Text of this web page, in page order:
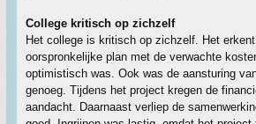
College kritisch op zichzelf
Het college is kritisch op zichzelf. Het
oorspronkelijke plan met de verwachte
optimistisch was. Ook was de aansturing
genoeg. Tijdens het project kregen de
aandacht. Daarnaast verliep de